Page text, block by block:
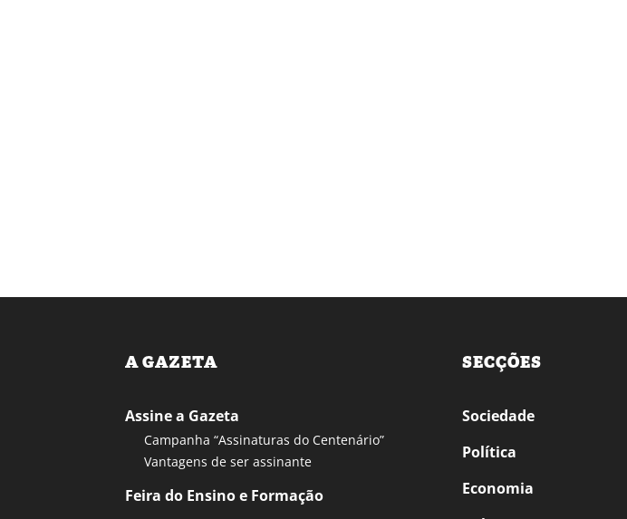
A GAZETA
Assine a Gazeta
Campanha “Assinaturas do Centenário”
Vantagens de ser assinante
Feira do Ensino e Formação
SECÇÕES
Sociedade
Política
Economia